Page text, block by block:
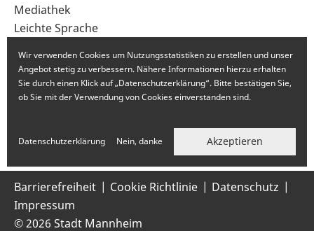
Mediathek
Leichte Sprache
Barrierefreiheit Cookie Richtlinie
Datenschutz
Impressum
© 2026 Stadt Mannheim
Wir verwenden Cookies um Nutzungsstatistiken zu erstellen und unser
Angebot stetig zu verbessern. Nähere Informationen hierzu erhalten
Sie durch einen Klick auf „Datenschutzerklärung“. Bitte bestätigen Sie,
ob Sie mit der Verwendung von Cookies einverstanden sind.
Datenschutzerklärung Nein, danke Akzeptieren